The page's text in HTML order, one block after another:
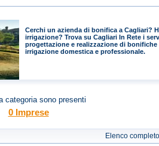
Cerchi un azienda di bonifica a Cagliari?
irrigazione? Trova su Cagliari In Rete i
progettazione e realizzazione di
irrigazione domestica e professionale.
categoria sono presenti
0 Imprese
Elenco completo